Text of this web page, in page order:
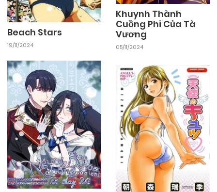
Beach Stars
19/11/2024
Khuynh Thành
Cuồng Phi Của Tà
Vương
05/11/2024